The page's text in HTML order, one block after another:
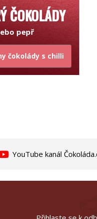
ČOKOLÁDY
pepř
čokolády s chilli
YouTube kanál